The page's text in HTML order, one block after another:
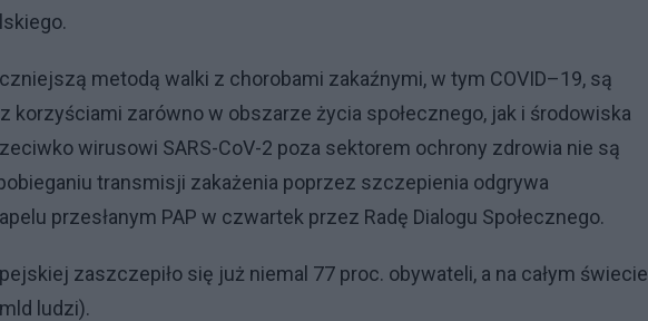
metodą walki z chorobami zakaźnymi, w tym COVID–19, są
korzyściami zarówno w obszarze życia społecznego, jak i środowiska
wirusowi SARS-CoV-2 poza sektorem ochrony zdrowia nie są
transmisji zakażenia poprzez szczepienia odgrywa
przesłanym PAP w czwartek przez Radę Dialogu Społecznego.
zaszczepiło się już niemal 77 proc. obywateli, a na całym świecie
ludzi).